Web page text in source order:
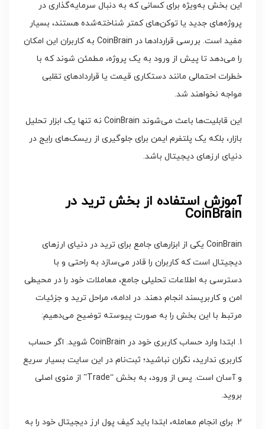
این بخش به‌ویژه برای کسانی که به دنبال سرمایه‌گذاری در
پروژه‌های جدید یا توکن‌های کمتر شناخته‌شده هستند، بسیار
مفید است. بررسی قراردادها در CoinBrain به کاربران این امکان
را می‌دهد تا پیش از ورود به یک پروژه، مطمئن شوند که با
خطرات احتمالی مانند دستکاری قیمت یا قراردادهای تقلبی
مواجه نخواهند شد.
این قابلیت‌ها باعث می‌شوند CoinBrain نه تنها یک ابزار تحلیل
بازار، بلکه یک پلتفرم ایمن برای جلوگیری از ریسک‌های رایج در
دنیای ارزهای دیجیتال باشد.
آموزش استفاده از بخش ترید در
CoinBrain
CoinBrain یکی از ابزارهای جامع برای ترید در دنیای ارزهای
دیجیتال است که کاربران را قادر می‌سازد به راحتی و با
دسترسی به اطلاعات تحلیلی جامع، معاملات خود را در محیطی
امن و کاربرپسند انجام دهند. در ادامه، مراحل ترید و جزئیات
مرتبط با این بخش را به صورت پیوسته توضیح می‌دهیم:
1. ابتدا وارد حساب کاربری خود در CoinBrain شوید. اگر حساب
کاربری ندارید، نگران نباشید؛ ثبت‌نام در این سایت بسیار سریع
و آسان است. پس از ورود، به بخش “Trade” از منوی اصلی
بروید.
2. برای انجام معامله، ابتدا باید کیف پول ارز دیجیتال خود را به